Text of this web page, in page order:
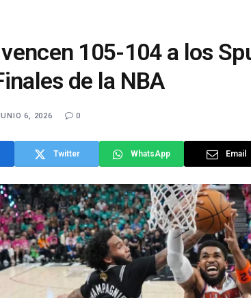
105-104 a los
de la NBA
6, 2026 0
Twitter WhatsApp Email